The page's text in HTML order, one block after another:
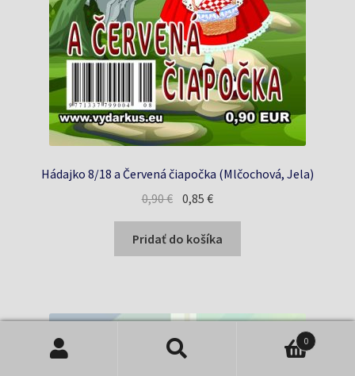
Hádajko 8/18 a Červená čiapočka (Mlčochová, Jela)
0,90€ Pôvodná
bola:
0,90 €.
0,85€Aktuálna
je:
0,85 €.
Pridať do košíka
0